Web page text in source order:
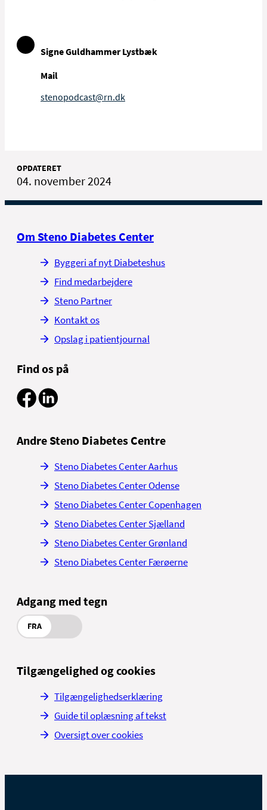
Signe Guldhammer Lystbæk
Mail
stenopodcast@rn.dk
OPDATERET
04. november 2024
Om Steno Diabetes Center
Byggeri af nyt Diabeteshus
Find medarbejdere
Steno Partner
Kontakt os
Opslag i patientjournal
Find os på
Andre Steno Diabetes Centre
Steno Diabetes Center Aarhus
Steno Diabetes Center Odense
Steno Diabetes Center Copenhagen
Steno Diabetes Center Sjælland
Steno Diabetes Center Grønland
Steno Diabetes Center Færøerne
Adgang med tegn
FRA
Tilgængelighed og cookies
Tilgængelighedserklæring
Guide til oplæsning af tekst
Oversigt over cookies